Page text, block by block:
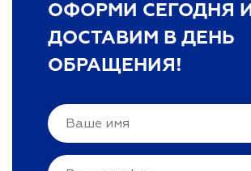
ОФОРМИ СЕГОДНЯ И
ДОСТАВИМ В ДЕНЬ
ОБРАЩЕНИЯ!